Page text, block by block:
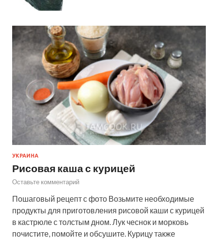
УКРАИНА
Рисовая каша с курицей
Оставьте комментарий
Пошаговый рецепт с фото Возьмите необходимые
продукты для приготовления рисовой каши с курицей
в кастрюле с толстым дном. Лук чеснок и морковь
почистите, помойте и обсушите. Курицу также